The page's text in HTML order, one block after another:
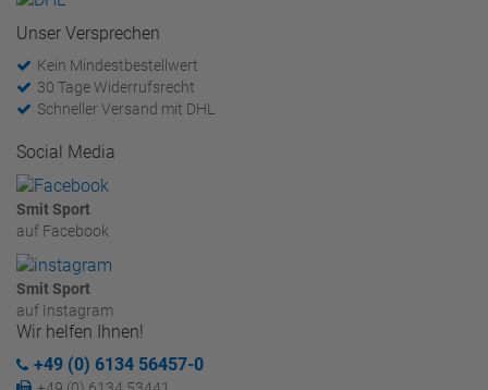
Unser Versprechen
Kein Mindestbestellwert
30 Tage Widerrufsrecht
Schneller Versand mit DHL
Social Media
Smit Sport
auf Facebook
Smit Sport
auf Instagram
Wir helfen Ihnen!
+49 (0) 6134 56457-0